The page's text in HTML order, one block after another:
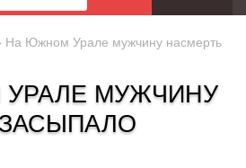
На Южном Урале мужчину насмерть
МУЖЧИНУ